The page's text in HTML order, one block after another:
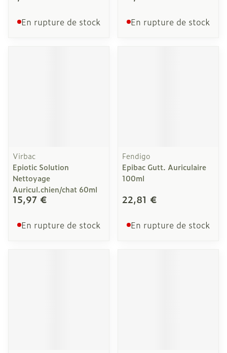
En rupture de stock En rupture de stock
Virbac
Epiotic Solution
Nettoyage
Auricul.chien/chat 60ml
15,97 €
En rupture de stock
Fendigo
Epibac Gutt. Auriculaire
100ml
22,81 €
En rupture de stock